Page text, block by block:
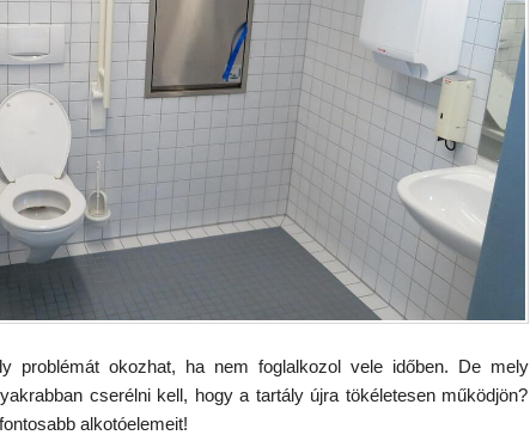
problémát okozhat, ha nem foglalkozol vele időben. De mely
cserélni kell, hogy a tartály újra tökéletesen működjön?
alkotóelemeit!